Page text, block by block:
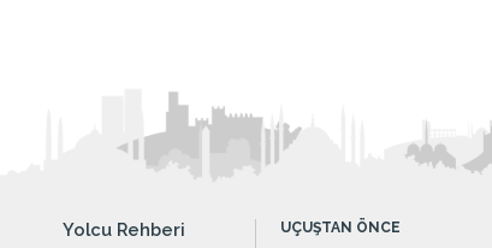
Yolcu Rehberi
UÇUŞTAN ÖNCE